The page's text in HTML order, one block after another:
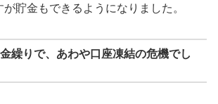
貯金もできるようになりました。
繰りで、あわや口座凍結の危機でし